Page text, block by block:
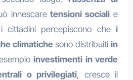
innescaretensioni sociali e
cittadini percepiscono chei
climatichesono distribuitiin
investimenti in verde
o privilegiati, cresce il